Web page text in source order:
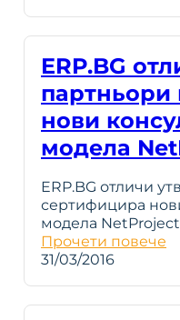
ERP.BG
партньори
нови
модела
ERP.BG отличи
сертифицира
модела
Прочети повече
31/03/2016